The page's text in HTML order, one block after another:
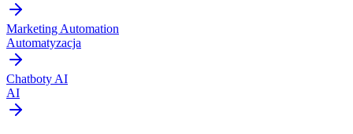
Marketing Automation
Automatyzacja
Chatboty AI
AI